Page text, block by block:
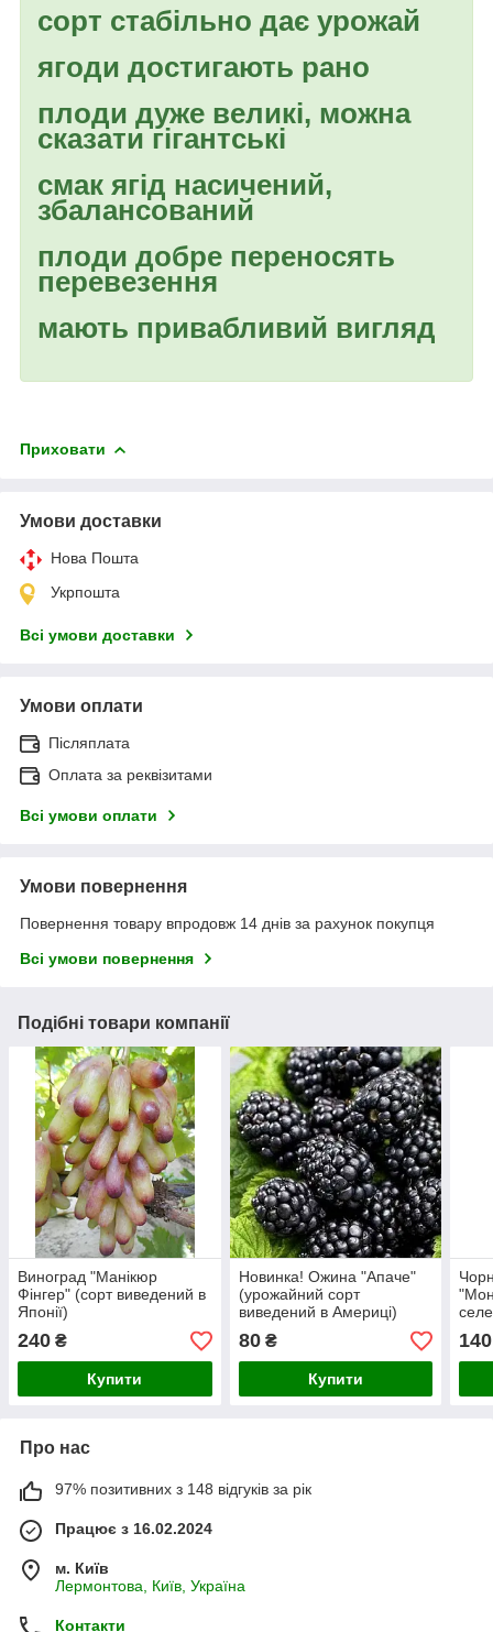
сорт стабільно дає урожай
ягоди достигають рано
плоди дуже великі, можна
сказати гігантські
смак ягід насичений,
збалансований
плоди добре переносять
перевезення
мають привабливий вигляд
Приховати
Умови доставки
Нова Пошта
Укрпошта
Всі умови доставки
Умови оплати
Післяплата
Оплата за реквізитами
Всі умови оплати
Умови повернення
Повернення товару впродовж 14 днів за рахунок покупця
Всі умови повернення
Подібні товари компанії
Виноград "Манікюр
Фінгер" (сорт виведений в
Японії)
240 ₴
Купити
Новинка! Ожина "Апаче"
(урожайний сорт
виведений в Америці)
80₴
Купити
140
Про нас
97% позитивних з 148 відгуків за рік
Працює з 16.02.2024
м. Київ
Лермонтова, Київ, Україна
Контакти